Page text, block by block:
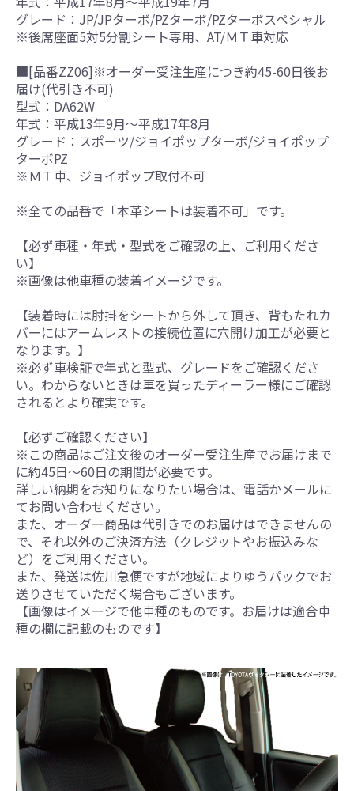
グレード：JP/JPターボ/PZターボ/PZターボスペシャル
※後席座面5対5分割シート専用、AT/ＭＴ車対応
■[品番ZZ06]※オーダー受注生産につき約45-60日後お
届け(代引き不可)
型式：DA62W
年式：平成13年9月～平成17年8月
グレード：スポーツ/ジョイポップターボ/ジョイポップ
ターボPZ
※ＭＴ車、ジョイポップ取付不可
※全ての品番で「本革シートは装着不可」です。
【必ず車種・年式・型式をご確認の上、ご利用くださ
い】
※画像は他車種の装着イメージです。
【装着時には肘掛をシートから外して頂き、背もたれカ
バーにはアームレストの接続位置に穴開け加工が必要と
なります。】
※必ず車検証で年式と型式、グレードをご確認くださ
い。わからないときは車を買ったディーラー様にご確認
されるとより確実です。
【必ずご確認ください】
※この商品はご注文後のオーダー受注生産でお届けまで
に約45日～60日の期間が必要です。
詳しい納期をお知りになりたい場合は、電話かメールに
てお問い合わせください。
また、オーダー商品は代引きでのお届けはできませんの
で、それ以外のご決済方法（クレジットやお振込みな
ど）をご利用ください。
また、発送は佐川急便ですが地域によりゆうパックでお
送りさせていただく場合もございます。
【画像はイメージで他車種のものです。お届けは適合車
種の欄に記載のものです】